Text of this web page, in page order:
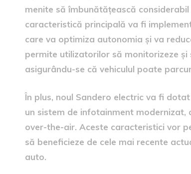
menite să îmbunătățească
caracteristică principală va fi
care va optimiza autonomia și va
permite utilizatorilor să monitorizeze și
asigurându-se că vehiculul poate
În plus, noul Sandero electric va fi
un sistem de infotainment
over-the-air. Aceste caracteristici vor
să beneficieze de cele mai recente
auto.